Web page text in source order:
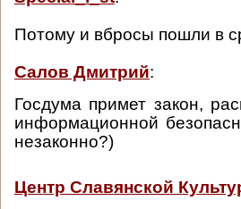
Потому и вбросы пошли в
Салов Дмитрий:
Госдума примет закон,
информационной
незаконно?)
Центр Славянской